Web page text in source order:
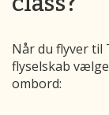
Når du flyver
flyselskab
ombord: